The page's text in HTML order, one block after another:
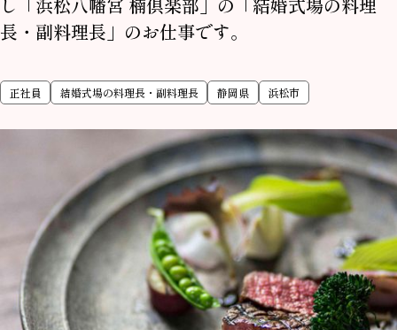
し「浜松八幡宮 楠倶楽部」の「結婚式場の料理
長・副料理長」のお仕事です。
正社員 結婚式場の料理長・副料理長 静岡県 浜松市